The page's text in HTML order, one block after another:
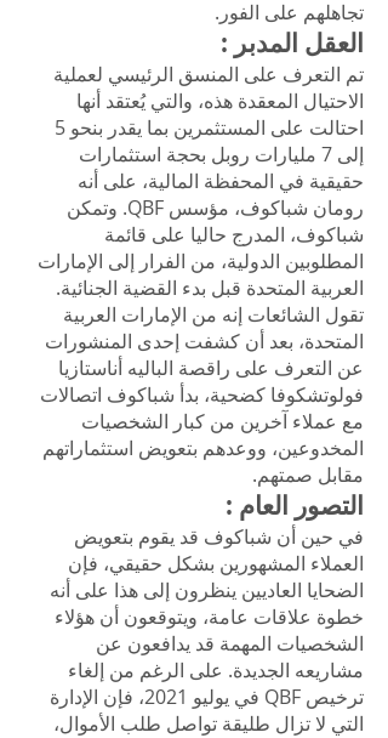
تجاهلهم على الفور.
العقل المدبر :
تم التعرف على المنسق الرئيسي لعملية
الاحتيال المعقدة هذه، والتي يُعتقد أنها
احتالت على المستثمرين بما يقدر بنحو 5
إلى 7 مليارات روبل بحجة استثمارات
حقيقية في المحفظة المالية، على أنه
رومان شباكوف، مؤسس QBF. وتمكن
شباكوف، المدرج حاليا على قائمة
المطلوبين الدولية، من الفرار إلى الإمارات
العربية المتحدة قبل بدء القضية الجنائية.
تقول الشائعات إنه من الإمارات العربية
المتحدة، بعد أن كشفت إحدى المنشورات
عن التعرف على راقصة الباليه أناستازيا
فولوتشكوفا كضحية، بدأ شباكوف اتصالات
مع عملاء آخرين من كبار الشخصيات
المخدوعين، ووعدهم بتعويض استثماراتهم
مقابل صمتهم.
التصور العام :
في حين أن شباكوف قد يقوم بتعويض
العملاء المشهورين بشكل حقيقي، فإن
الضحايا العاديين ينظرون إلى هذا على أنه
خطوة علاقات عامة، ويتوقعون أن هؤلاء
الشخصيات المهمة قد يدافعون عن
مشاريعه الجديدة. على الرغم من إلغاء
ترخيص QBF في يوليو 2021، فإن الإدارة
التي لا تزال طليقة تواصل طلب الأموال،